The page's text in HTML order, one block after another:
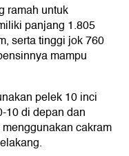
ramah untuk
panjang 1.805
serta tinggi jok 760
mampu
pelek 10 inci
10 di depan dan
cakram